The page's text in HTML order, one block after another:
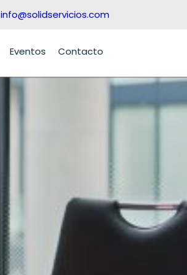
info@solidservicios.com
Eventos Contacto